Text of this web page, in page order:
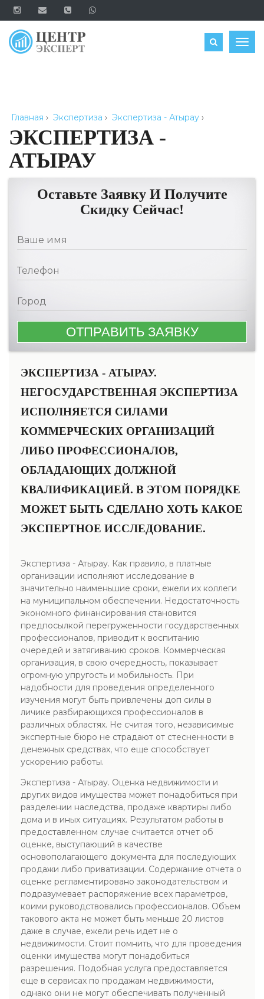
ОЦЕНИТЬ
Главная › Экспертиза › Экспертиза - Атырау ›
ЭКСПЕРТИЗА -
АТЫРАУ
Оставьте Заявку И Получите
Скидку Сейчас!
ЭКСПЕРТИЗА - АТЫРАУ.
НЕГОСУДАРСТВЕННАЯ ЭКСПЕРТИЗА
ИСПОЛНЯЕТСЯ СИЛАМИ
КОММЕРЧЕСКИХ ОРГАНИЗАЦИЙ
ЛИБО ПРОФЕССИОНАЛОВ,
ОБЛАДАЮЩИХ ДОЛЖНОЙ
КВАЛИФИКАЦИЕЙ. В ЭТОМ ПОРЯДКЕ
МОЖЕТ БЫТЬ СДЕЛАНО ХОТЬ КАКОЕ
ЭКСПЕРТНОЕ ИССЛЕДОВАНИЕ.
Экспертиза - Атырау. Как правило, в платные
организации исполняют исследование в
значительно наименьшие сроки, ежели их коллеги
на муниципальном обеспечении. Недостаточность
экономного финансирования становится
предпосылкой перегруженности государственных
профессионалов, приводит к воспитанию
очередей и затягиванию сроков. Коммерческая
организация, в свою очередность, показывает
огромную упругость и мобильность. При
надобности для проведения определенного
изучения могут быть привлечены доп силы в
личике разбирающихся профессионалов в
различных областях. Не считая того, независимые
экспертные бюро не страдают от стесненности в
денежных средствах, что еще способствует
ускорению работы.
Экспертиза - Атырау. Оценка недвижимости и
других видов имущества может понадобиться при
разделении наследства, продаже квартиры либо
дома и в иных ситуациях. Результатом работы в
предоставленном случае считается отчет об
оценке, выступающий в качестве
основополагающего документа для последующих
продажи либо приватизации. Содержание отчета о
оценке регламентировано законодательством и
подразумевает распоряжение всех параметров,
коими руководствовались профессионалов. Объем
такового акта не может быть меньше 20 листов
даже в случае, ежели речь идет не о
недвижимости. Стоит помнить, что для проведения
оценки имущества могут понадобиться
разрешения. Подобная услуга предоставляется
еще в сервисах по продажам недвижимости,
однако они не могут обеспечивать полученный